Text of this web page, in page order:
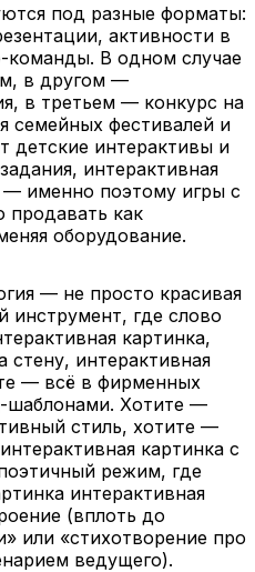
под разные форматы:
активности в
В одном случае
в другом —
в третьем — конкурс на
семейных фестивалей и
детские интерактивы и
интерактивная
— именно поэтому игры с
продавать как
оборудование.
— не просто красивая
инструмент, где слово
картинка,
стену, интерактивная
— всё в фирменных
шаблонами. Хотите —
стиль, хотите —
картинка с
режим, где
интерактивная
(вплоть до
или «стихотворение про
ведущего).